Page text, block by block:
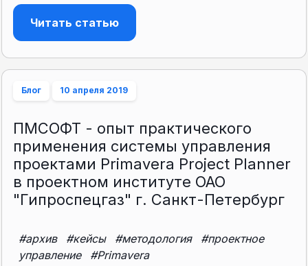
Читать статью
Блог 10 апреля 2019
ПМСОФТ - опыт практического
применения системы управления
проектами Primavera Project Planner
в проектном институте ОАО
"Гипроспецгаз" г. Санкт-Петербург
#архив #кейсы #методология
#проектное
управление
#Primavera